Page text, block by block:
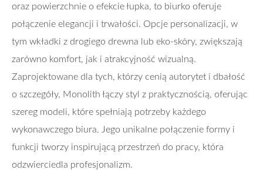
oraz powierzchnie o efekcie łupka, to biurko oferuje
połączenie elegancji i trwałości. Opcje personalizacji, w
tym wkładki z drogiego drewna lub eko-skóry, zwiększają
zarówno komfort, jak i atrakcyjność wizualną.
Zaprojektowane dla tych, którzy cenią autorytet i dbałość
o szczegóły, Monolith łączy styl z praktycznością, oferując
szereg modeli, które spełniają potrzeby każdego
wykonawczego biura. Jego unikalne połączenie formy i
funkcji tworzy inspirującą przestrzeń do pracy, która
odzwierciedla profesjonalizm.